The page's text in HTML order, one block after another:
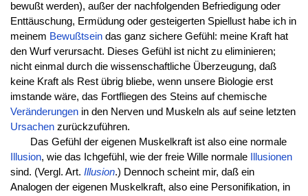
bewußt werden), außer der nachfolgenden Befriedigung oder
Enttäuschung, Ermüdung oder gesteigerten Spiellust habe ich in
meinem Bewußtseindas ganz sichere Gefühl: meine Kraft hat
den Wurf verursacht. Dieses Gefühl ist nicht zu eliminieren;
nicht einmal durch die wissenschaftliche Überzeugung, daß
keine Kraft als Rest übrig bliebe, wenn unsere Biologie erst
imstande wäre, das Fortfliegen des Steins auf chemische
Veränderungenin den Nerven und Muskeln als auf seine letzten
Ursachenzurückzuführen.
Das Gefühl der eigenen Muskelkraft ist also eine normale
Illusion, wie das Ichgefühl, wie der freie Wille normale
Illusionen
sind. (Vergl. Art. Illusion.) Dennoch scheint mir, daß ein
Analogen der eigenen Muskelkraft, also eine Personifikation, in